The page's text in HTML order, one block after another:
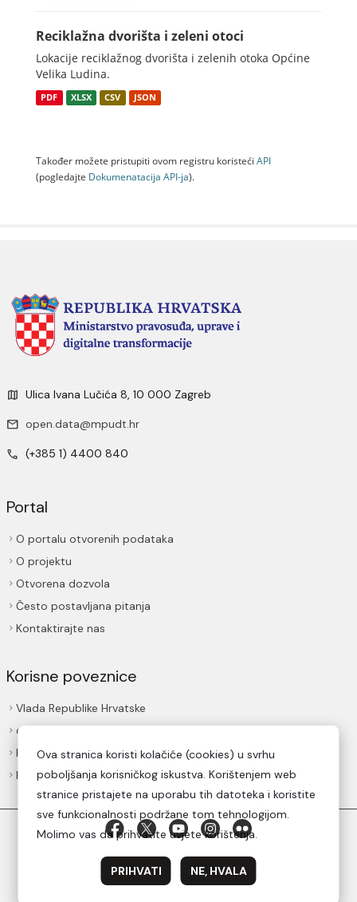
Reciklažna dvorišta i zeleni otoci
Lokacije reciklažnog dvorišta i zelenih otoka Općine
Velika Ludina.
PDF XLSX CSV JSON
Također možete pristupiti ovom registru koristeći API
(pogledajte Dokumenаtаcijа API-jа).